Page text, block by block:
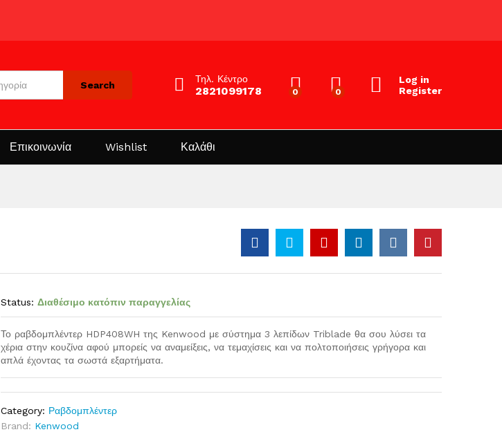
Search
Τηλ. Κέντρο
2821099178 0 0
Log in
Register
Επικοινωνία Wishlist Καλάθι
Status: Διαθέσιμο κατόπιν παραγγελίας
Το ραβδομπλέντερ HDP408WH της Kenwood με σύστημα 3 λεπίδων Triblade θα σου λύσει τα
χέρια στην κουζίνα αφού μπορείς να αναμείξεις, να τεμαχίσεις και να πολτοποιήσεις γρήγορα και
απλά έχοντας τα σωστά εξαρτήματα.
Category: Ραβδομπλέντερ
Brand: Kenwood